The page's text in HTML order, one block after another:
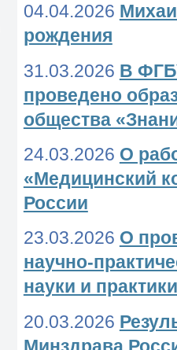
04.04.2026
рождения
31.03.2026 В
проведено
общества
24.03.2026 О
«Медицинский
России
23.03.2026 О
научно-
науки и
20.03.2026
Минздрава